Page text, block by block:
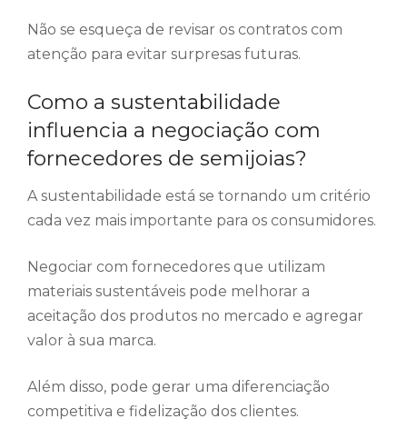
Não se esqueça de revisar os contratos com
atenção para evitar surpresas futuras.
Como a sustentabilidade
influencia a negociação com
fornecedores de semijoias?
A sustentabilidade está se tornando um critério
cada vez mais importante para os consumidores.
Negociar com fornecedores que utilizam
materiais sustentáveis pode melhorar a
aceitação dos produtos no mercado e agregar
valor à sua marca.
Além disso, pode gerar uma diferenciação
competitiva e fidelização dos clientes.